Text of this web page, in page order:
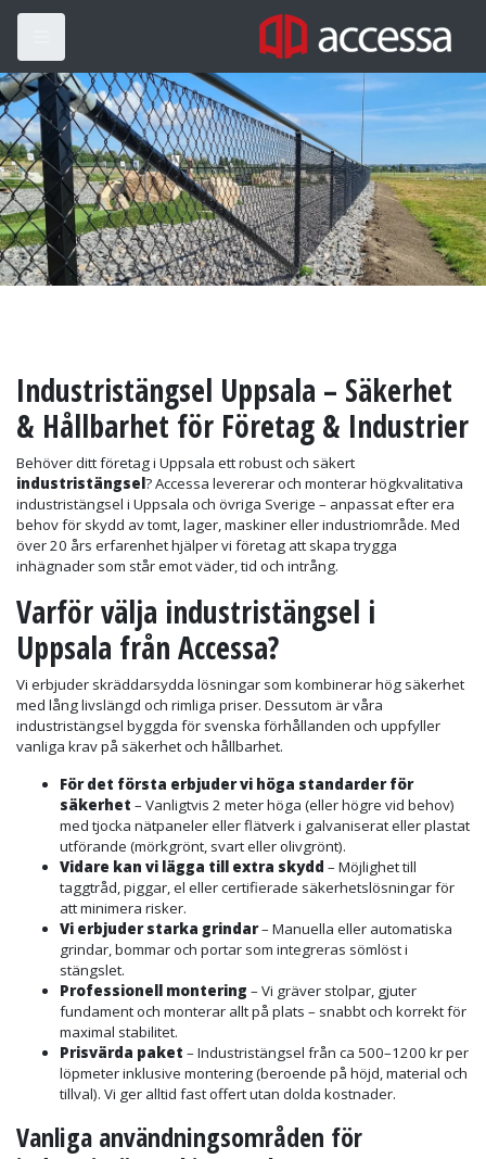
Industristängsel Uppsala – Säkerhet
& Hållbarhet för Företag & Industrier
Behöver ditt företag i Uppsala ett robust och säkert
industristängsel? Accessa levererar och monterar högkvalitativa
industristängsel i Uppsala och övriga Sverige – anpassat efter era
behov för skydd av tomt, lager, maskiner eller industriområde. Med
över 20 års erfarenhet hjälper vi företag att skapa trygga
inhägnader som står emot väder, tid och intrång.
Varför välja industristängsel i
Uppsala från Accessa?
Vi erbjuder skräddarsydda lösningar som kombinerar hög säkerhet
med lång livslängd och rimliga priser. Dessutom är våra
industristängsel byggda för svenska förhållanden och uppfyller
vanliga krav på säkerhet och hållbarhet.
För det första erbjuder vi höga standarder för
säkerhet – Vanligtvis 2 meter höga (eller högre vid behov)
med tjocka nätpaneler eller flätverk i galvaniserat eller plastat
utförande (mörkgrönt, svart eller olivgrönt).
Vidare kan vi lägga till extra skydd – Möjlighet till
taggtråd, piggar, el eller certifierade säkerhetslösningar för
att minimera risker.
Vi erbjuder starka grindar– Manuella eller automatiska
grindar, bommar och portar som integreras sömlöst i
stängslet.
Professionell montering – Vi gräver stolpar, gjuter
fundament och monterar allt på plats – snabbt och korrekt för
maximal stabilitet.
Prisvärda paket – Industristängsel från ca 500–1200 kr per
löpmeter inklusive montering (beroende på höjd, material och
tillval). Vi ger alltid fast offert utan dolda kostnader.
Vanliga användningsområden för